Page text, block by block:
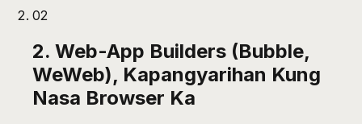
02
2. Web-App Builders (Bubble,
WeWeb), Kapangyarihan Kung
Nasa Browser Ka